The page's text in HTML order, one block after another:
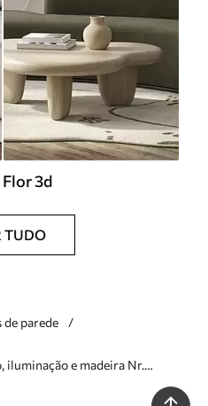
Flor 3d
TUDO
de parede
iluminação e madeira Nr.